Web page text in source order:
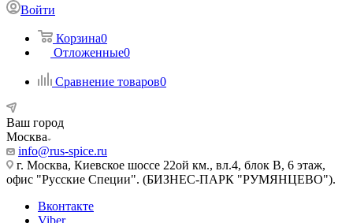
Войти
Корзина0
Отложенные0
Сравнение товаров0
Ваш город
Москва
info@rus-spice.ru
г. Москва, Киевское шоссе 22ой км., вл.4, блок В, 6 этаж,
офис "Русские Специи". (БИЗНЕС-ПАРК "РУМЯНЦЕВО").
Вконтакте
Viber